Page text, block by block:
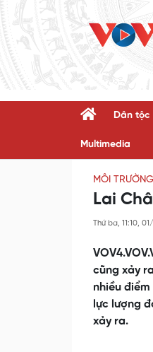
Dân tộc
Multimedia
MÔI TRƯỜNG
Lai
Thứ ba, 11:10,
cũng xảy
nhiều
lực lượng
xảy ra.